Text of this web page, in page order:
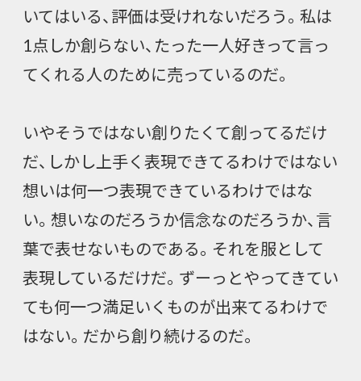
いてはいる、評価は受けれないだろう。私は
1点しか創らない、たった一人好きって言っ
てくれる人のために売っているのだ。
いやそうではない創りたくて創ってるだけ
だ、しかし上手く表現できてるわけではない
想いは何一つ表現できているわけではな
い。想いなのだろうか信念なのだろうか、言
葉で表せないものである。それを服として
表現しているだけだ。ずーっとやってきてい
ても何一つ満足いくものが出来てるわけで
はない。だから創り続けるのだ。